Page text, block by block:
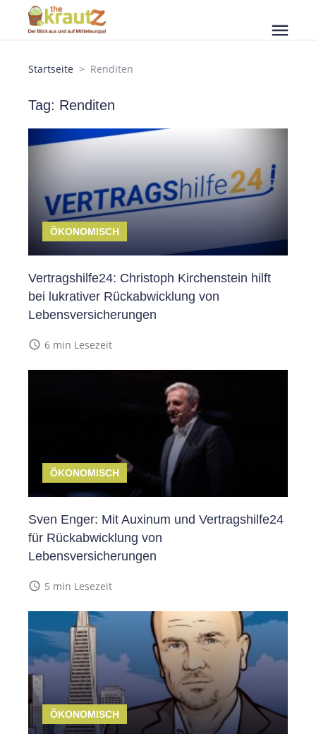
menu
Startseite Renditen
Tag: Renditen
ÖKONOMISCH
Vertragshilfe24: Christoph Kirchenstein hilft
bei lukrativer Rückabwicklung von
Lebensversicherungen
access_time 6 min Lesezeit
ÖKONOMISCH
Sven Enger: Mit Auxinum und Vertragshilfe24
für Rückabwicklung von
Lebensversicherungen
access_time 5 min Lesezeit
ÖKONOMISCH